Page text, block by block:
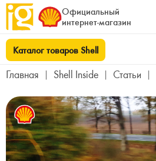
Официальный
интернет-магазин
Каталог товаров Shell
Главная | Shell Inside | Статьи |